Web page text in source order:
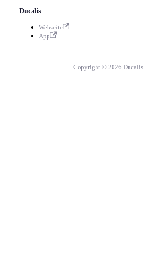
Ducalis
Webseite
App
Copyright © 2026 Ducalis.